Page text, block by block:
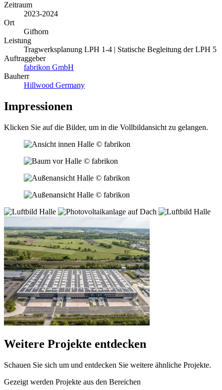
Zeitraum
2023-2024
Ort
Gifhorn
Leistung
Tragwerksplanung LPH 1-4 | Statische Begleitung der LPH 5
Auftraggeber
fabrikon GmbH
Bauherr
Hillwood Germany
Impressionen
Klicken Sie auf die Bilder, um in die Vollbildansicht zu gelangen.
© fabrikon
© fabrikon
© fabrikon
© fabrikon
Weitere Projekte entdecken
Schauen Sie sich um und entdecken Sie weitere ähnliche Projekte.
Gezeigt werden Projekte aus den Bereichen